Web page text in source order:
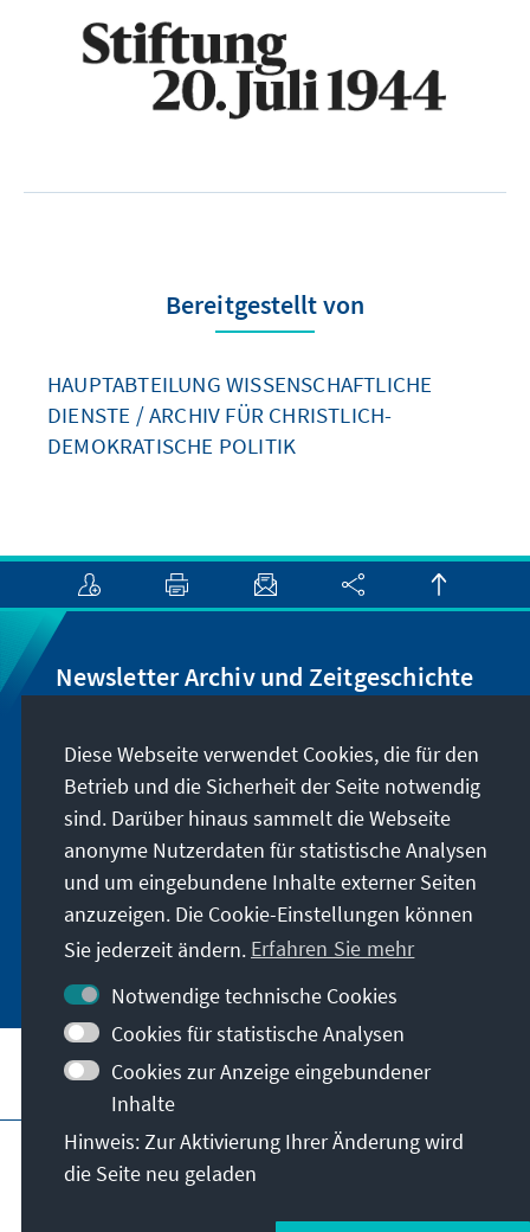
Bereitgestellt von
HAUPTABTEILUNG WISSENSCHAFTLICHE
DIENSTE / ARCHIV FÜR CHRISTLICH-
DEMOKRATISCHE POLITIK
Newsletter Archiv und Zeitgeschichte
Wir informieren Sie über Neuigkeiten rund um
unser Archiv, geben Hinweise zu unseren
zeithistorisch-politischen Veranstaltungen und
machen Sie auf neu erschienene Publikationen
und Formate aufmerksam. Der Newsletter
erscheint vier- bis fünfmal im Jahr.
Jetzt abonnieren
Besuchen Sie auch
Impressum Datenschutz
Nutzungsbedinungen
Erklärung zur Barrierefreiheit
© Konrad-Adenauer-Stiftung e.V. 2026
Diese Webseite verwendet Cookies, die für den
Betrieb und die Sicherheit der Seite notwendig
sind. Darüber hinaus sammelt die Webseite
anonyme Nutzerdaten für statistische Analysen
und um eingebundene Inhalte externer Seiten
anzuzeigen. Die Cookie-Einstellungen können
Sie jederzeit ändern. Erfahren Sie mehr
Notwendige technische Cookies
Cookies für statistische Analysen
Cookies zur Anzeige eingebundener
Inhalte
Hinweis: Zur Aktivierung Ihrer Änderung wird
die Seite neu geladen